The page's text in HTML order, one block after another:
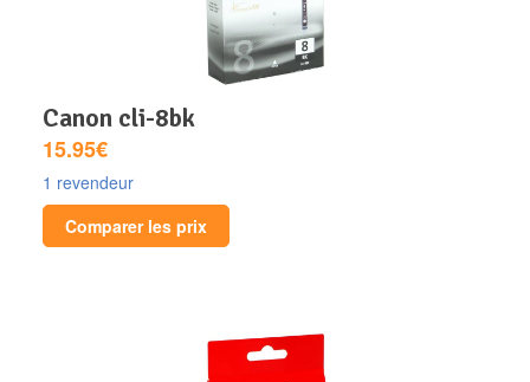
canon cli-8bk
15.95€
1 revendeur
Comparer les prix